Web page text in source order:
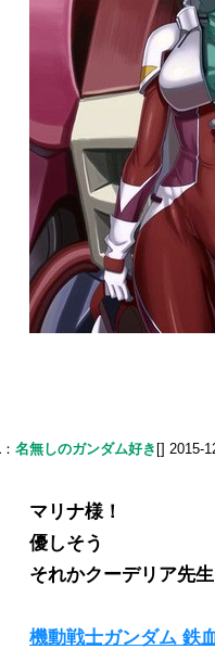
： 名無しのガンダム好き [] 2015-
マリナ様！
優しそう
それかクーデリア先生
機動戦士ガンダム 鉄